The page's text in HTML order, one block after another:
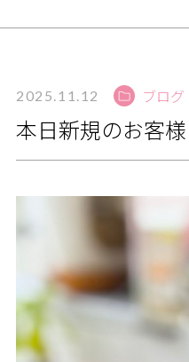
サイトマップ
お知らせ
掲載の申込み
2025.11.12 ブログ
本日新規のお客様